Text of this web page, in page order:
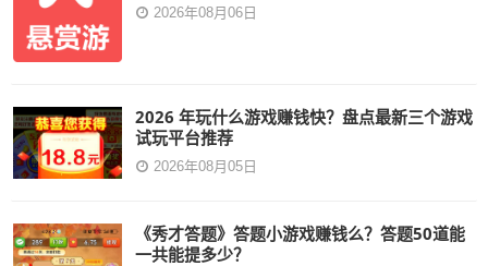
2026年08月06日
2026 年玩什么游戏赚钱快？盘点最新三个游戏
试玩平台推荐
2026年08月05日
《秀才答题》答题小游戏赚钱么？答题50道能
一共能提多少？